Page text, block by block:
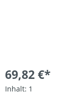
69,82 €*
Inhalt: 1